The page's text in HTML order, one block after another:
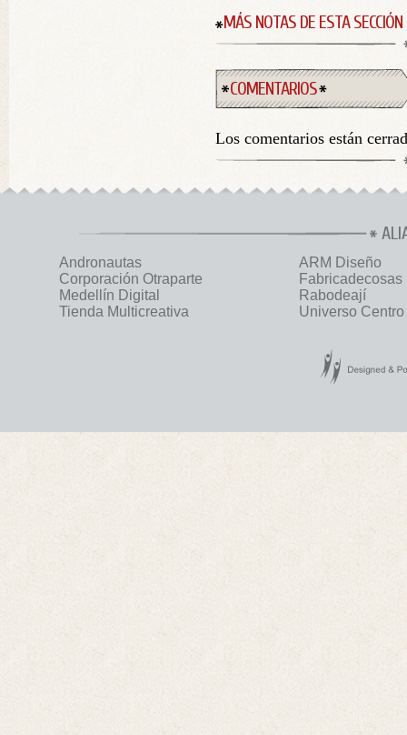
MÁS NOTAS DE ESTA SECCIÓN
COMENTARIOS
Los comentarios están
Andronautas
ARM Diseño
Corporación Otraparte
Fabricadecosas
Medellín Digital
Rabodeají
Tienda Multicreativa
Universo Centro